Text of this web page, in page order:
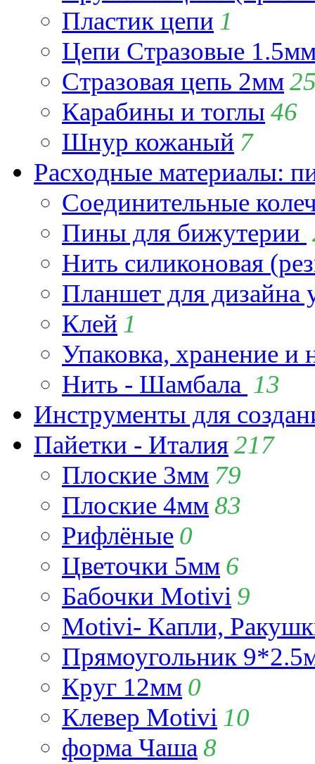
Пластик цепи 1
Цепи Стразовые
Стразовая цепь 2мм
Карабины и тоглы 46
Шнур кожаный 7
Расходные материалы:
Соединительные
Пины для бижутерии
Нить силиконовая
Планшет для
Клей 1
Упаковка, хранение и
Нить - Шамбала 13
Инструменты для
Пайетки - Италия217
Плоские 3мм 79
Плоские 4мм83
Рифлёные 0
Цветочки 5мм 6
Бабочки Motivi 9
Motivi- Капли,
Прямоугольник
Круг 12мм 0
Клевер Motivi 10
форма Чаша 8